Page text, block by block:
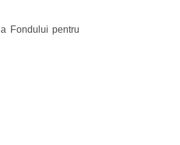
Fondului pentru